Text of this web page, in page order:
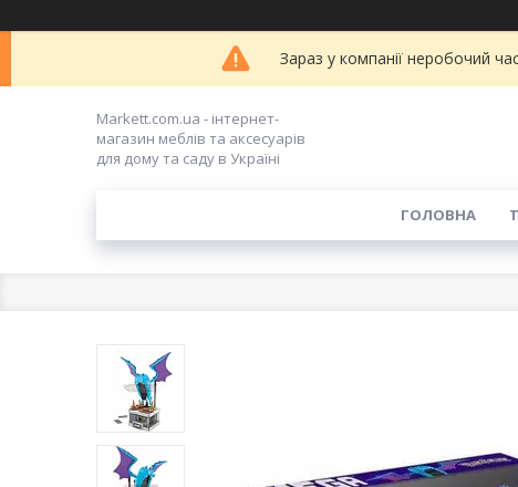
Зараз у компанії неробочий
Markett.com.ua - інтернет-
магазин меблів та аксесуарів
для дому та саду в Україні
ГОЛОВНА